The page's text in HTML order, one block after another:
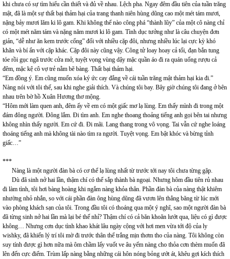
khi chưa có sự tìm hiểu cần thiết và đủ về nhau. Lệch pha. Ngay đêm đầu tiên của tuần trăng
mật, đã là một sự thất bại thảm hại của trang thanh niên hùng dũng cao một mét tám mươi,
nặng bảy mươi lăm ki lô gam. Khi không thể nào công phá “thành lũy” của một cô nàng chỉ
có một mét năm tám và nặng năm mươi ki lô gam. Tình dục tưởng như là câu chuyện đơn
giản, “dễ như ăn kem trước cổng” đối với nhiều cặp đôi, nhưng nhiều lúc lại cực kỳ khó
khăn và bí ẩn với cặp khác. Cặp đôi này cũng vậy. Công tử loay hoay cả tối, đạn bắn tung
tóe rồi gục ngã trước cửa mở, tuyệt vọng vùng dậy mặc quần áo đi ra quán uống rượu cả
đêm, mặc kệ cô vợ trẻ nằm bẽ bàng. Thất bại thảm hại.
“Em đồng ý. Em cũng muốn xóa ký ức cay đắng về cái tuần trăng mật thảm hại kia đi.”
Nàng nói với tôi thế, sau khi nghe giải thích. Và chúng tôi bay. Bây giờ chúng tôi đang ở bên
nhau trên bờ hồ Xuân Hương thơ mộng.
“Hôm mới làm quen anh, đêm ấy về em có một giấc mơ lạ lùng. Em thấy mình đi trong một
đám đông người. Đông lắm. Đi tìm anh. Em nghe thoang thoảng tiếng anh gọi bên tai nhưng
không nhìn thấy người. Em cứ đi. Đi mãi. Lang thang trong vô vọng. Tai vẫn cứ nghe loáng
thoáng tiếng anh mà không tài nào tìm ra người. Tuyệt vọng. Em bật khóc và bừng tỉnh
giấc…”
***
Nàng là một người đàn bà có cơ thể lạ lùng nhất từ trước tới nay tôi chưa từng gặp.
Dù đã sinh nở hai lần, thậm chí có thể sắp thành bà ngoại. Nhưng hôm đầu tiên rủ nhau
đi làm tình, tôi hơi bàng hoàng khi ngắm nàng khỏa thân. Phần đàn bà của nàng thật khiêm
nhường nhỏ nhắn, so với cái phần đàn ông hùng dũng đã vươn lên thẳng băng từ lúc mới
vào phòng khách sạn của tôi. Trong đầu tôi có thoáng qua một ý nghĩ, sao một người đàn bà
đã từng sinh nở hai lần mà lại bé thế nhỉ? Thậm chí có cả băn khoăn lướt qua, liệu có gì được
không… Nhưng cơn dục tình khao khát lâu ngày cộng với hơi men vừa tới độ của ly
wishky, đã khiến lý trí tôi mờ đi trước thân thể trắng mịn thơm tho của nàng. Tôi không còn
suy tính được gì hơn nữa mà ôm chầm lấy vuốt ve âu yếm nàng cho thỏa cơn thèm muốn đã
lên đến cực điểm. Trùm lấp nàng bằng những cái hôn nóng bỏng ướt át, khêu gợi kích thích